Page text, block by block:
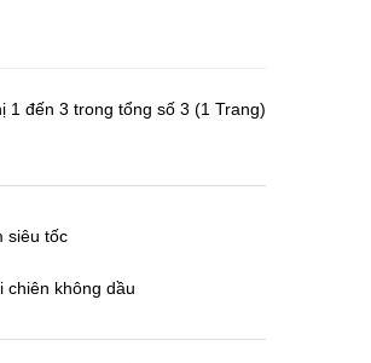
1 đến 3 trong tổng số 3 (1 Trang)
siêu tốc
chiên không dầu